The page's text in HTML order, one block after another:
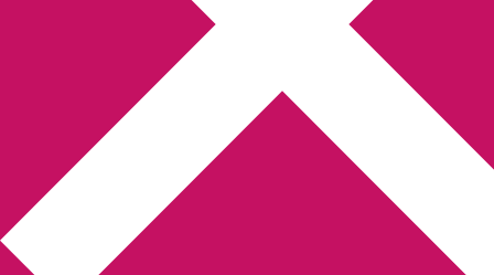
Bokbloggsjerka Bloggmaraton
Kriminalroman Min tv-blogg
You are here: Vixxtorias enkät om läsning
Vixxtorias enkät om läsning
byAnnika